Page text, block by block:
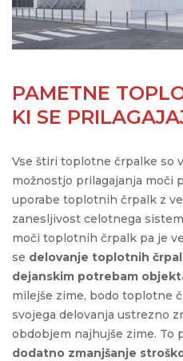
PAMETNE
KI SE
Vse štiri toplotne črpalke so
možnostjo prilagajanja moči
uporabe toplotnih črpalk z
zanesljivost celotnega
moči toplotnih črpalk pa je
se delovanje toplotnih
dejanskim potrebam
milejše zime, bodo toplotne
svojega delovanja ustrezno
obdobjem najhujše zime. To
dodatno zmanjšanje